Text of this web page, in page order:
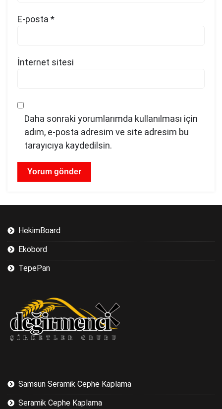
E-posta *
İnternet sitesi
Daha sonraki yorumlarımda kullanılması için
adım, e-posta adresim ve site adresim bu
tarayıcıya kaydedilsin.
HekimBoard
Ekobord
TepePan
Samsun Seramik Cephe Kaplama
Seramik Cephe Kaplama